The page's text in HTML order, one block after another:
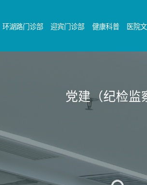
环湖路门诊部 迎宾门诊部 健康科普 医院
党建（纪检监